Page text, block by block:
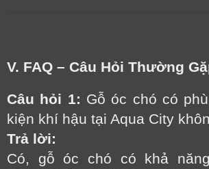
V. FAQ – Câu Hỏi Thường
Câu hỏi 1: Gỗ óc chó có
kiện khí hậu tại Aqua City
Trả lời:
Có, gỗ óc chó có khả